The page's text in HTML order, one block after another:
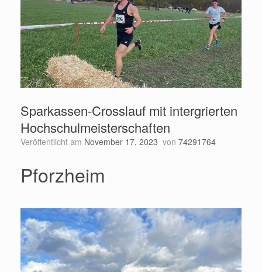
Sparkassen-Crosslauf mit intergrierten
Hochschulmeisterschaften
Veröffentlicht am November 17, 2023 von 74291764
Pforzheim